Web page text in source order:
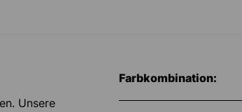
Unsere
Farbkombination: